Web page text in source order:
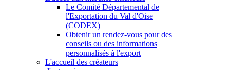
Le Comité Départemental de
l'Exportation du Val d'Oise
(CODEX)
Obtenir un rendez-vous pour des
conseils ou des informations
personnalisés à l'export
L'accueil des créateurs